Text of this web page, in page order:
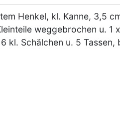
Henkel, kl. Kanne, 3,5
weggebrochen u. 1
kl. Schälchen u. 5 Tassen,